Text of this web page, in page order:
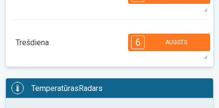
14:00
14 h 05:42 20:01 35°
1
14:00
3
13 h 05:43 19:59 36°maks.
Trešdiena 6 AUGSTS
2
08:00
4 3
TemperatūrasRadars